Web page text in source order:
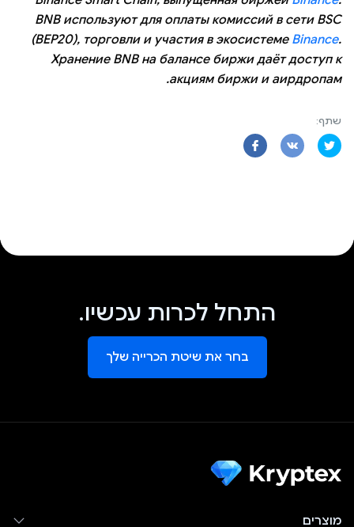
BNB используют для оплаты комиссий в сети BSC
(BEP20), торговли и участия в экосистеме Binance.
Хранение BNB на балансе биржи даёт доступ к
акциям биржи и аирдропам.
שתף:
התחל לכרות עכשיו.
בחר את שיטת הכרייה שלך
מוצרים